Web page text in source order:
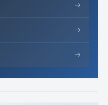
→
→
→